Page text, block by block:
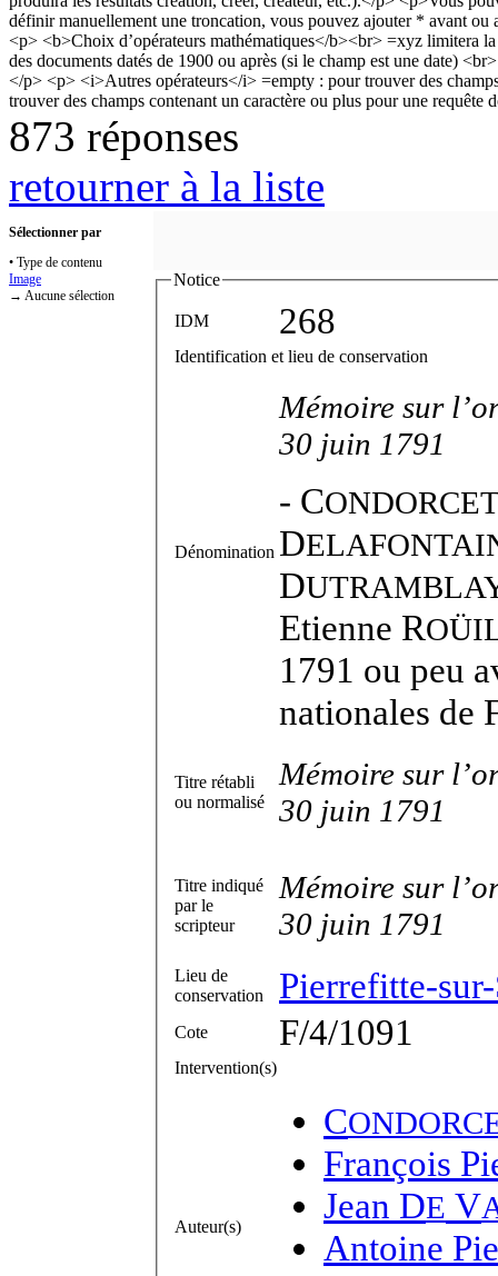
873 réponses
retourner à la liste
Sélectionner par
• Type de contenu
Image
→ Aucune sélection
Notice
IDM 268
Identification et lieu de conservation
Dénomination
Mémoire sur
30 juin 1791
- C
D
D
Etienne R
1791 ou peu
nationales de
Titre rétabli
ou normalisé
Mémoire sur
30 juin 1791
Titre indiqué
par le
scripteur
Mémoire sur
30 juin 1791
Lieu de
conservation
Pierrefitte-
Cote F/4/1091
Intervention(s)
Auteur(s)
C
François
Jean DE V
Antoine